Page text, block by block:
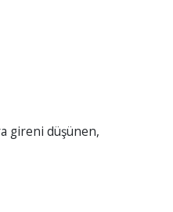
gireni düşünen,